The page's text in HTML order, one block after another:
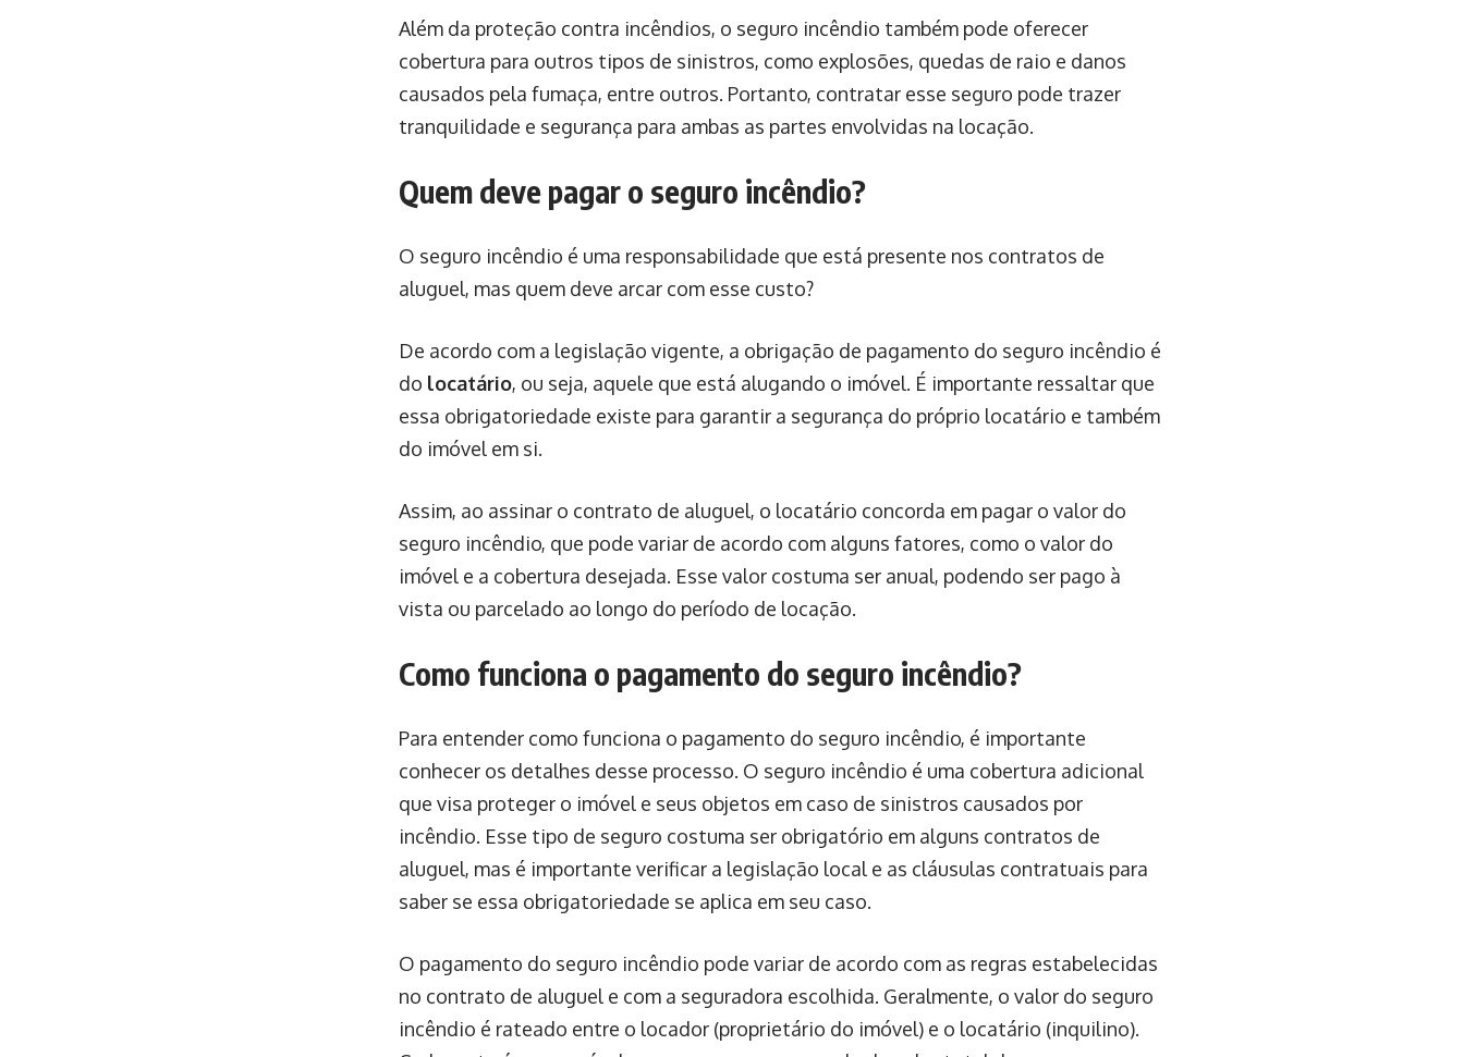
Além da proteção contra incêndios, o seguro incêndio também pode oferecer
cobertura para outros tipos de sinistros, como explosões, quedas de raio e danos
causados pela fumaça, entre outros. Portanto, contratar esse seguro pode trazer
tranquilidade e segurança para ambas as partes envolvidas na locação.
Quem deve pagar o seguro incêndio?
O seguro incêndio é uma responsabilidade que está presente nos contratos de
aluguel, mas quem deve arcar com esse custo?
De acordo com a legislação vigente, a obrigação de pagamento do seguro incêndio é
do locatário, ou seja, aquele que está alugando o imóvel. É importante ressaltar que
essa obrigatoriedade existe para garantir a segurança do próprio locatário e também
do imóvel em si.
Assim, ao assinar o contrato de aluguel, o locatário concorda em pagar o valor do
seguro incêndio, que pode variar de acordo com alguns fatores, como o valor do
imóvel e a cobertura desejada. Esse valor costuma ser anual, podendo ser pago à
vista ou parcelado ao longo do período de locação.
Como funciona o pagamento do seguro incêndio?
Para entender como funciona o pagamento do seguro incêndio, é importante
conhecer os detalhes desse processo. O seguro incêndio é uma cobertura adicional
que visa proteger o imóvel e seus objetos em caso de sinistros causados por
incêndio. Esse tipo de seguro costuma ser obrigatório em alguns contratos de
aluguel, mas é importante verificar a legislação local e as cláusulas contratuais para
saber se essa obrigatoriedade se aplica em seu caso.
O pagamento do seguro incêndio pode variar de acordo com as regras estabelecidas
no contrato de aluguel e com a seguradora escolhida. Geralmente, o valor do seguro
incêndio é rateado entre o locador (proprietário do imóvel) e o locatário (inquilino).